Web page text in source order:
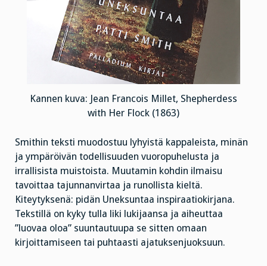
Kannen kuva: Jean Francois Millet, Shepherdess
with Her Flock (1863)
Smithin teksti muodostuu lyhyistä kappaleista, minän
ja ympäröivän todellisuuden vuoropuhelusta ja
irrallisista muistoista. Muutamin kohdin ilmaisu
tavoittaa tajunnanvirtaa ja runollista kieltä.
Kiteytyksenä: pidän Uneksuntaa inspiraatiokirjana.
Tekstillä on kyky tulla liki lukijaansa ja aiheuttaa
”luovaa oloa” suuntautuupa se sitten omaan
kirjoittamiseen tai puhtaasti ajatuksenjuoksuun.